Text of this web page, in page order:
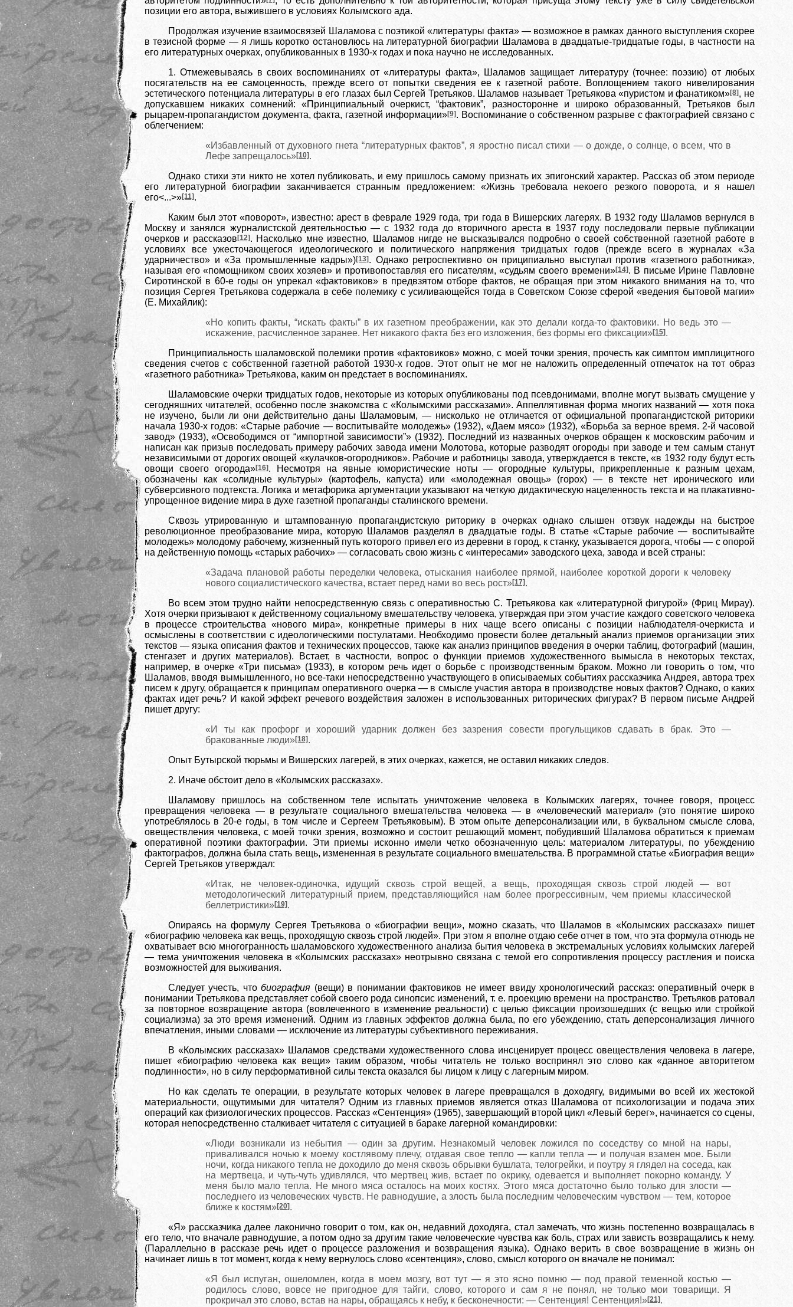
позиции его автора, выжившего в условиях Колымского ада.
Продолжая изучение взаимосвязей Шаламова с поэтикой «литературы факта» — возможное в рамках данного выступления скорее
в тезисной форме — я лишь коротко остановлюсь на литературной биографии Шаламова в двадцатые-тридцатые годы, в частности на
его литературных очерках, опубликованных в 1930-х годах и пока научно не исследованных.
1. Отмежевываясь в своих воспоминаниях от «литературы факта», Шаламов защищает литературу (точнее: поэзию) от любых
посягательств на ее самоценность, прежде всего от попытки сведения ее к газетной работе. Воплощением такого нивелирования
эстетического потенциала литературы в его глазах был Сергей Третьяков. Шаламов называет Третьякова «пуристом и фанатиком»[8] , не
допускавшем никаких сомнений: «Принципиальный очеркист, “фактовик”, разносторонне и широко образованный, Третьяков был
рыцарем-пропагандистом документа, факта, газетной информации»[9] . Воспоминание о собственном разрыве с фактографией связано с
облегчением:
«Избавленный от духовного гнета “литературных фактов”, я яростно писал стихи — о дожде, о солнце, о всем, что в
Лефе запрещалось»[10] .
Однако стихи эти никто не хотел публиковать, и ему пришлось самому признать их эпигонский характер. Рассказ об этом периоде
его литературной биографии заканчивается странным предложением: «Жизнь требовала некоего резкого поворота, и я нашел
его<...>»[11] .
Каким был этот «поворот», известно: арест в феврале 1929 года, три года в Вишерских лагерях. В 1932 году Шаламов вернулся в
Москву и занялся журналистской деятельностью — с 1932 года до вторичного ареста в 1937 году последовали первые публикации
очерков и рассказов [12] . Насколько мне известно, Шаламов нигде не высказывался подробно о своей собственной газетной работе в
условиях все ужесточающегося идеологического и политического напряжения тридцатых годов (прежде всего в журналах «За
ударничество» и «За промышленные кадры»)[13] . Однако ретроспективно он приципиально выступал против «газетного работника»,
называя его «помощником своих хозяев» и противопоставляя его писателям, «судьям своего времени»[14] . В письме Ирине Павловне
Сиротинской в 60-е годы он упрекал «фактовиков» в предвзятом отборе фактов, не обращая при этом никакого внимания на то, что
позиция Сергея Третьякова содержала в себе полемику с усиливающейся тогда в Советском Союзе сферой «ведения бытовой магии»
(Е. Михайлик):
«Но копить факты, “искать факты” в их газетном преображении, как это делали когда-то фактовики. Но ведь это —
искажение, расчисленное заранее. Нет никакого факта без его изложения, без формы его фиксации»[15] .
Принципиальность шаламовской полемики против «фактовиков» можно, с моей точки зрения, прочесть как симптом имплицитного
сведения счетов с собственной газетной работой 1930-х годов. Этот опыт не мог не наложить определенный отпечаток на тот образ
«газетного работника» Третьякова, каким он предстает в воспоминаниях.
Шаламовские очерки тридцатых годов, некоторые из которых опубликованы под псевдонимами, вполне могут вызвать смущение у
сегодняшних читателей, особенно после знакомства с «Колымскими рассказами». Аппеллятивная форма многих названий — хотя пока
не изучено, были ли они действительно даны Шаламовым, — нисколько не отличается от официальной пропагандистской риторики
начала 1930-х годов: «Старые рабочие — воспитывайте молодежь» (1932), «Даем мясо» (1932), «Борьба за верное время. 2-й часовой
завод» (1933), «Освободимся от “импортной зависимости”» (1932). Последний из названных очерков обращен к московским рабочим и
написан как призыв последовать примеру рабочих завода имени Молотова, которые разводят огороды при заводе и тем самым станут
независимыми от дорогих овощей «кулачков-огородников». Рабочие и работницы завода, утверждается в тексте, «в 1932 году будут есть
овощи своего огорода»[16] . Несмотря на явные юмористические ноты — огородные культуры, прикрепленные к разным цехам,
обозначены как «солидные культуры» (картофель, капуста) или «молодежная овощь» (горох) — в тексте нет иронического или
субверсивного подтекста. Логика и метафорика аргументации указывают на четкую дидактическую нацеленность текста и на плакативно-
упрощенное видение мира в духе газетной пропаганды сталинского времени.
Сквозь утрированную и штампованную пропагандистскую риторику в очерках однако слышен отзвук надежды на быстрое
революционное преобразование мира, которую Шаламов разделял в двадцатые годы. В статье «Старые рабочие — воспитывайте
молодежь» молодому рабочему, жизненный путь которого привел его из деревни в город, к станку, указывается дорога, чтобы — с опорой
на действенную помощь «старых рабочих» — согласовать свою жизнь с «интересами» заводского цеха, завода и всей страны:
«Задача плановой работы переделки человека, отыскания наиболее прямой, наиболее короткой дороги к человеку
нового социалистического качества, встает перед нами во весь рост»[17] .
Во всем этом трудно найти непосредственную связь с оперативностью С. Третьякова как «литературной фигурой» (Фриц Мирау).
Хотя очерки призывают к действенному социальному вмешательству человека, утверждая при этом участие каждого советского человека
в процессе строительства «нового мира», конкретные примеры в них чаще всего описаны с позиции наблюдателя-очеркиста и
осмыслены в соответствии с идеологическими постулатами. Необходимо провести более детальный анализ приемов организации этих
текстов — языка описания фактов и технических процессов, также как анализ принципов введения в очерки таблиц, фотографий (машин,
стенгазет и других материалов). Встает, в частности, вопрос о функции приемов художественного вымысла в некоторых текстах,
например, в очерке «Три письма» (1933), в котором речь идет о борьбе с производственным браком. Можно ли говорить о том, что
Шаламов, вводя вымышленного, но все-таки непосредственно участвующего в описываемых событиях рассказчика Андрея, автора трех
писем к другу, обращается к принципам оперативного очерка — в смысле участия автора в производстве новых фактов? Однако, о каких
фактах идет речь? И какой эффект речевого воздействия заложен в использованных риторических фигурах? В первом письме Андрей
пишет другу:
«И ты как профорг и хороший ударник должен без зазрения совести прогульщиков сдавать в брак. Это —
бракованные люди»[18] .
Опыт Бутырской тюрьмы и Вишерских лагерей, в этих очерках, кажется, не оставил никаких следов.
2. Иначе обстоит дело в «Колымских рассказах».
Шаламову пришлось на собственном теле испытать уничтожение человека в Колымских лагерях, точнее говоря, процесс
превращения человека — в результате социального вмешательства человека — в «человеческий материал» (это понятие широко
употреблялось в 20-е годы, в том числе и Сергеем Третьяковым). В этом опыте деперсонализации или, в буквальном смысле слова,
овеществления человека, с моей точки зрения, возможно и состоит решающий момент, побудивший Шаламова обратиться к приемам
оперативной поэтики фактографии. Эти приемы исконно имели четко обозначенную цель: материалом литературы, по убеждению
фактографов, должна была стать вещь, измененная в результате социального вмешательства. В программной статье «Биография вещи»
Сергей Третьяков утверждал:
«Итак, не человек-одиночка, идущий сквозь строй вещей, а вещь, проходящая сквозь строй людей — вот
методологический литературный прием, представляющийся нам более прогрессивным, чем приемы классической
беллетристики»[19] .
Опираясь на формулу Сергея Третьякова о «биографии вещи», можно сказать, что Шаламов в «Колымских рассказах» пишет
«биографию человека как вещь, проходящую сквозь строй людей». При этом я вполне отдаю себе отчет в том, что эта формула отнюдь не
охватывает всю многогранность шаламовского художественного анализа бытия человека в экстремальных условиях колымских лагерей
— тема уничтожения человека в «Колымских рассказах» неотрывно связана с темой его сопротивления процессу растления и поиска
возможностей для выживания.
Следует учесть, чтобиография (вещи) в понимании фактовиков не имеет ввиду хронологический рассказ: оперативный очерк в
понимании Третьякова представляет собой своего рода синопсис изменений, т. е. проекцию времени на пространство. Третьяков ратовал
за повторное возвращение автора (вовлеченного в изменение реальности) с целью фиксации произошедших (с вещью или стройкой
социализма) за это время изменений. Одним из главных эффектов должна была, по его убеждению, стать деперсонализация личного
впечатления, иными словами — исключение из литературы субъективного переживания.
В «Колымских рассказах» Шаламов средствами художественного слова инсценирует процесс овеществления человека в лагере,
пишет «биографию человека как вещи» таким образом, чтобы читатель не только воспринял это слово как «данное авторитетом
подлинности», но в силу перформативной силы текста оказался бы лицом к лицу с лагерным миром.
Но как сделать те операции, в результате которых человек в лагере превращался в доходягу, видимыми во всей их жестокой
материальности, ощутимыми для читателя? Одним из главных приемов является отказ Шаламова от психологизации и подача этих
операций как физиологических процессов. Рассказ «Сентенция» (1965), завершающий второй цикл «Левый берег», начинается со сцены,
которая непосредственно сталкивает читателя с ситуацией в бараке лагерной командировки:
«Люди возникали из небытия — один за другим. Незнакомый человек ложился по соседству со мной на нары,
приваливался ночью к моему костлявому плечу, отдавая свое тепло — капли тепла — и получая взамен мое. Были
ночи, когда никакого тепла не доходило до меня сквозь обрывки бушлата, телогрейки, и поутру я глядел на соседа, как
на мертвеца, и чуть-чуть удивлялся, что мертвец жив, встает по окрику, одевается и выполняет покорно команду. У
меня было мало тепла. Не много мяса осталось на моих костях. Этого мяса достаточно было только для злости —
последнего из человеческих чувств. Не равнодушие, а злость была последним человеческим чувством — тем, которое
ближе к костям»[20] .
«Я» рассказчика далее лаконично говорит о том, как он, недавний доходяга, стал замечать, что жизнь постепенно возвращалась в
его тело, что вначале равнодушие, а потом одно за другим такие человеческие чувства как боль, страх или зависть возвращались к нему.
(Параллельно в рассказе речь идет о процессе разложения и возвращения языка). Однако верить в свое возвращение в жизнь он
начинает лишь в тот момент, когда к нему вернулось слово «сентенция», слово, смысл которого он вначале не понимал:
«Я был испуган, ошеломлен, когда в моем мозгу, вот тут — я это ясно помню — под правой теменной костью —
родилось слово, вовсе не пригодное для тайги, слово, которого и сам я не понял, не только мои товарищи. Я
прокричал это слово, встав на нары, обращаясь к небу, к бесконечности: — Сентенция! Сентенция!»[21] .